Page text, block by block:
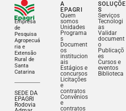
Empresa
de
Pesquisa
Agropecuá
ria e
Extensão
Rural de
Santa
Catarina
SEDE DA
EPAGRI
Rodovia
A
EPAGRI
Quem
somos
Unidades
Programa
s
Document
os
institucion
ais
Estágios e
concursos
Licitações
e
contratos
Convênios
e
contratos
SOLUÇÕE
S
Serviços
Tecnologi
as
Validar
document
o
Publicaçõ
es
Cursos e
eventos
Biblioteca